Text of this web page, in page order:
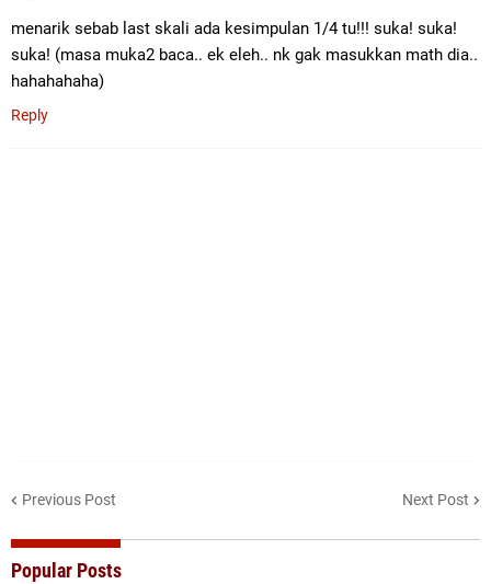
menarik sebab last skali ada kesimpulan 1/4 tu!!! suka! suka!
suka! (masa muka2 baca.. ek eleh.. nk gak masukkan math dia..
hahahahaha)
Reply
Previous Post Next Post
Popular Posts